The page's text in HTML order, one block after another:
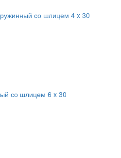
со шлицем 4 x 30
со шлицем 6 x 30